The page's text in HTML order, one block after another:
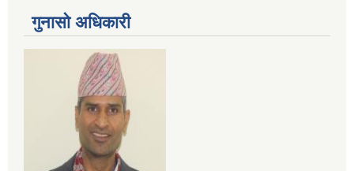
गुनासो अधिकारी